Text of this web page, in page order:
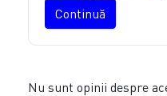
Continuă
Nu sunt opinii despre